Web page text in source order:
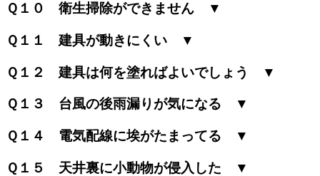
Ｑ１０ 衛生掃除ができません ▼
Ｑ１１ 建具が動きにくい ▼
Ｑ１２ 建具は何を塗ればよいでしょう ▼
Ｑ１３ 台風の後雨漏りが気になる ▼
Ｑ１４ 電気配線に埃がたまってる ▼
Ｑ１５ 天井裏に小動物が侵入した ▼